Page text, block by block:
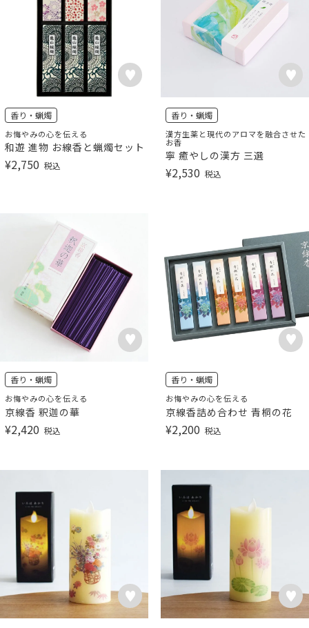
香り・蝋燭
お悔やみの心を伝える
和遊 進物 お線香と蝋燭セット
¥2,750 税込
香り・蝋燭
漢方生薬と現代のアロマを融合させた
お香
寧 癒やしの漢方 三選
¥2,530 税込
香り・蝋燭
お悔やみの心を伝える
京線香 釈迦の華
¥2,420 税込
香り・蝋燭
お悔やみの心を伝える
京線香詰め合わせ 青桐の花
¥2,200 税込